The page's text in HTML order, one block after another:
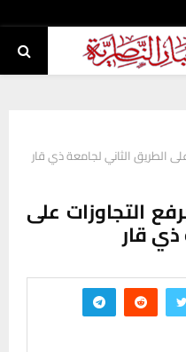
الطريق الثاني لجامعة ذي قار
التجاوزات على
ذي قار